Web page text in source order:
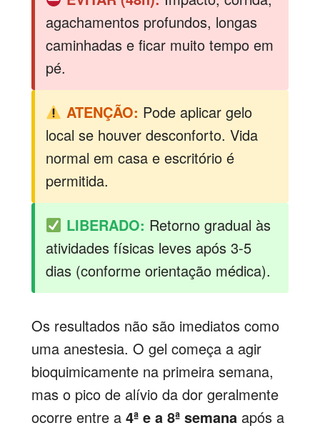
agachamentos profundos, longas
caminhadas e ficar muito tempo em
pé.
ATENÇÃO: Pode aplicar gelo
local se houver desconforto. Vida
normal em casa e escritório é
permitida.
LIBERADO: Retorno gradual às
atividades físicas leves após 3-5
dias (conforme orientação médica).
Os resultados não são imediatos como
uma anestesia. O gel começa a agir
bioquimicamente na primeira semana,
mas o pico de alívio da dor geralmente
ocorre entre a 4ª e a 8ª semana após a